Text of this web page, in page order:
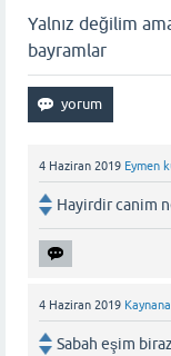
Yalnız değilim
bayramlar
4 Haziran 2019 Eymen
Hayirdir canim
4 Haziran 2019
Sabah eşim